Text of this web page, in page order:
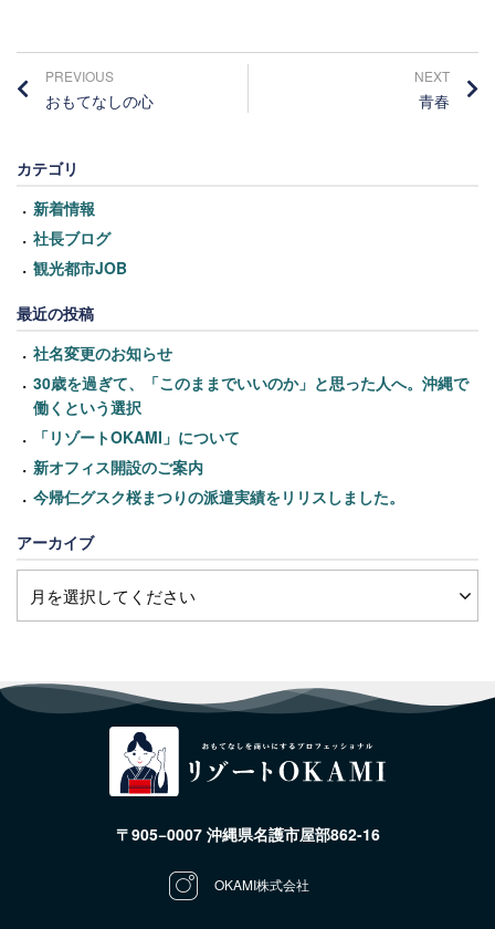
PREVIOUS
おもてなしの心
NEXT
青春
カテゴリ
新着情報
社長ブログ
観光都市JOB
最近の投稿
社名変更のお知らせ
30歳を過ぎて、「このままでいいのか」と思った人へ。沖縄で
働くという選択
「リゾートOKAMI」について
新オフィス開設のご案内
今帰仁グスク桜まつりの派遣実績をリリスしました。
アーカイブ
〒905−0007 沖縄県名護市屋部862-16
OKAMI株式会社